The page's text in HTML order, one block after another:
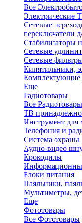
Все
Электрические
Сетевые
переключатели
Стабилизаторы
Сетевые
Сетевые
Кипятильники,
Комплектующие
Еще
Радиотовары
Все Радиотовары
ТВ
Инструмент для
Телефония и
Система охраны
Аудио-видео
Крокодилы
Блоки питания
Паяльники,
Мультиметры,
Еще
Фототовары
Все Фототовары